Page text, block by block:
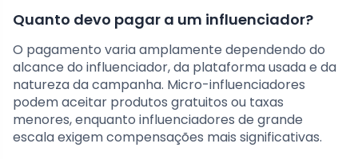
Quanto devo pagar a um influenciador?
O pagamento varia amplamente dependendo do
alcance do influenciador, da plataforma usada e da
natureza da campanha. Micro-influenciadores
podem aceitar produtos gratuitos ou taxas
menores, enquanto influenciadores de grande
escala exigem compensações mais significativas.